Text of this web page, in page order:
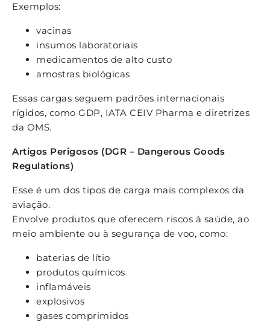
Exemplos:
vacinas
insumos laboratoriais
medicamentos de alto custo
amostras biológicas
Essas cargas seguem padrões internacionais
rígidos, como GDP, IATA CEIV Pharma e diretrizes
da OMS.
Artigos Perigosos (DGR – Dangerous Goods
Regulations)
Esse é um dos tipos de carga mais complexos da
aviação.
Envolve produtos que oferecem riscos à saúde, ao
meio ambiente ou à segurança de voo, como:
baterias de lítio
produtos químicos
inflamáveis
explosivos
gases comprimidos